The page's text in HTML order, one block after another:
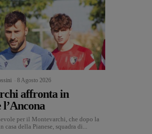
8 Agosto 2026
affronta in
l’Ancona
per il Montevarchi, che dopo la
casa della Pianese, squadra di...